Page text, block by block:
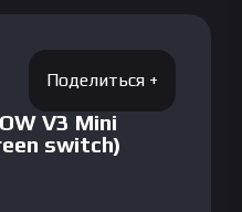
V3 Mini
switch)